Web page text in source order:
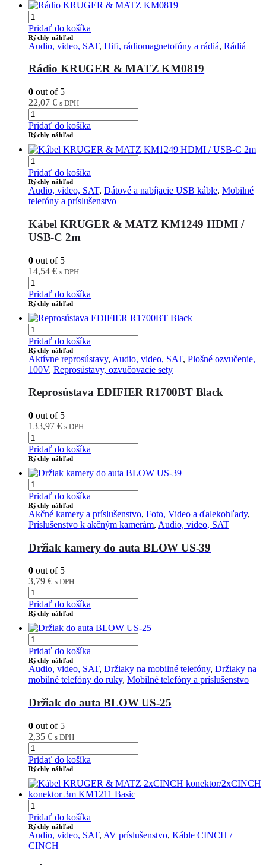
Pridať do košíka
Rýchly náhľad
Audio, video, SAT, Hifi, rádiomagnetofóny a rádiá, Rádiá
Rádio KRUGER & MATZ KM0819
0 out of 5
22,07 € s DPH
Pridať do košíka
Rýchly náhľad
Pridať do košíka
Rýchly náhľad
Audio, video, SAT, Dátové a nabíjacie USB káble, Mobilné
telefóny a príslušenstvo
Kábel KRUGER & MATZ KM1249 HDMI /
USB-C 2m
0 out of 5
14,54 € s DPH
Pridať do košíka
Rýchly náhľad
Pridať do košíka
Rýchly náhľad
Aktívne reprosústavy, Audio, video, SAT, Plošné ozvučenie,
100V, Reprosústavy, ozvučovacie sety
Reprosústava EDIFIER R1700BT Black
0 out of 5
133,97 € s DPH
Pridať do košíka
Rýchly náhľad
Pridať do košíka
Rýchly náhľad
Akčné kamery a príslušenstvo, Foto, Video a ďalekohľady,
Príslušenstvo k akčným kamerám, Audio, video, SAT
Držiak kamery do auta BLOW US-39
0 out of 5
3,79 € s DPH
Pridať do košíka
Rýchly náhľad
Pridať do košíka
Rýchly náhľad
Audio, video, SAT, Držiaky na mobilné telefóny, Držiaky na
mobilné telefóny do ruky, Mobilné telefóny a príslušenstvo
Držiak do auta BLOW US-25
0 out of 5
2,35 € s DPH
Pridať do košíka
Rýchly náhľad
Pridať do košíka
Rýchly náhľad
Audio, video, SAT, AV príslušenstvo, Káble CINCH /
CINCH